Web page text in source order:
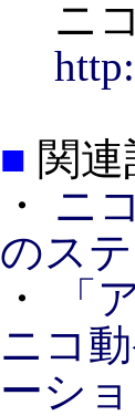
ニコ
■ 関
・ ニ
のス
・
「
ニコ
ーシ